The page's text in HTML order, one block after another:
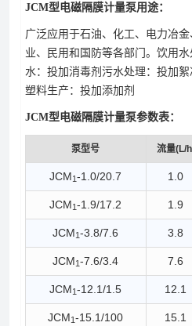
JCM型电磁隔膜计量泵用途：
广泛应用于石油、化工、电力冶
业、民用和国防等各部门。饮用
水：投加消毒剂污水处理：投加
塑料生产：投加添加剂
JCM型电磁隔膜计量泵参数表：
泵型号 流量(L/
JCM1-1.0/20.7 1.0
JCM1-1.9/17.2 1.9
JCM1-3.8/7.6 3.8
JCM1-7.6/3.4 7.6
JCM1-12.1/1.5 12.1
JCM1-15.1/100 15.1